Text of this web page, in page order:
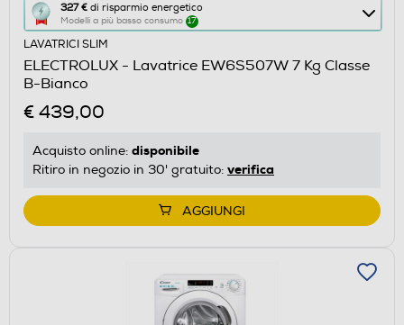
327 € di risparmio energetico
Modelli a più basso consumo 17
Questa
azione
aprirà
il
Calcolatore
di
energetico
Youreko.
LAVATRICI SLIM
ELECTROLUX - Lavatrice EW6S507W 7 Kg Classe
B-Bianco
€ 439,00
Acquisto online: disponibile
Ritiro in negozio in 30' gratuito: verifica
AGGIUNGI